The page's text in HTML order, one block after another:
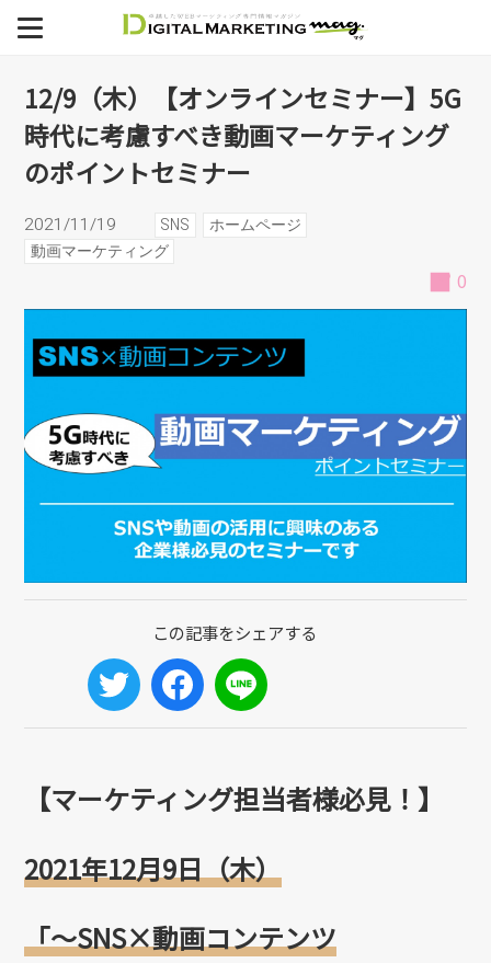
デジタルマーケティング支援
制作事例
ECサイト
SEO
ミナー】5G時代に考慮すべ
き動画マーケティングのポ
イントセミナー
12/9（木）【オンラインセミナー】5G
時代に考慮すべき動画マーケティング
のポイントセミナー
2021/11/19 SNS
ホームページ
動画マーケティング
0
【マーケティング担当者様必見！】
2021年12月9日（木）
「～SNS×動画コンテンツ